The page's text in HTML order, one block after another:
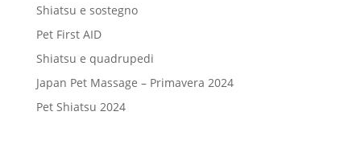
Shiatsu e sostegno
Pet First AID
Shiatsu e quadrupedi
Japan Pet Massage – Primavera 2024
Pet Shiatsu 2024